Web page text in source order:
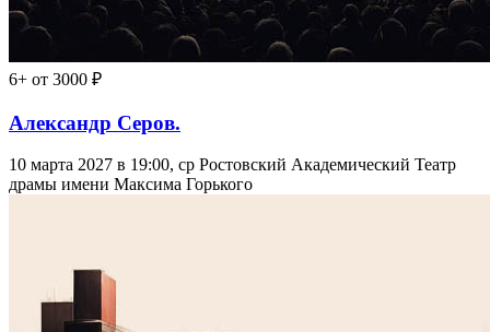
6+ от 3000 ₽
Александр Серов.
10 марта 2027 в 19:00, ср Ростовский Академический Театр
драмы имени Максима Горького